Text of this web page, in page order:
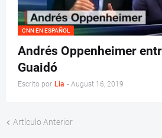
CNN EN ESPAÑOL
Andrés Oppenheimer
Guaidó
Escrito por Lia - August 16, 2019
Artículo Anterior